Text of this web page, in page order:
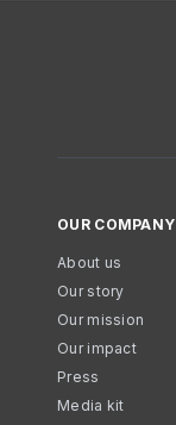
OUR COMPANY
About us
Our story
Our mission
Our impact
Press
Media kit